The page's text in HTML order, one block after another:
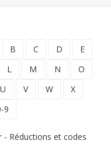
B C D
E
L M N
O
U V W
X
9
Réductions et codes